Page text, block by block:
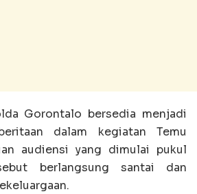
Gorontalo bersedia menjadi
dalam kegiatan Temu
audiensi yang dimulai pukul
berlangsung santai dan